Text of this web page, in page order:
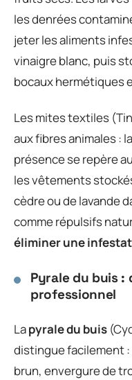
les denrées
jeter les aliments
vinaigre blanc, puis
bocaux hermétiques
Les mites textiles
aux fibres animales :
présence se repère
les vêtements
cèdre ou de lavande
comme répulsifs
éliminer une
Pyrale du buis
professionnel
Lapyrale du buis
distingue facilement
brun, envergure de